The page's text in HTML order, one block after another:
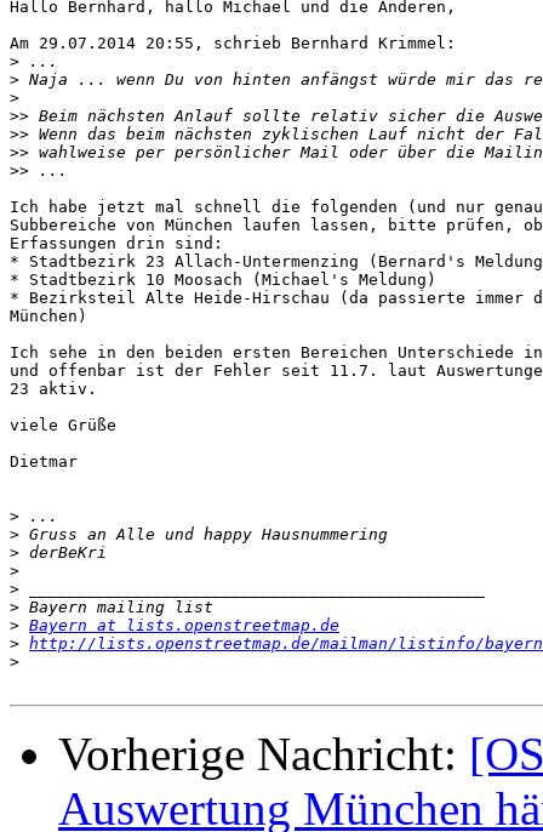
Hallo Bernhard, hallo Michael und die Anderen,
Am 29.07.2014 20:55, schrieb Bernhard Krimmel:
>
>
>
>>
>>
>>
>>
Ich habe jetzt mal schnell die folgenden (und nur
Subbereiche von München laufen lassen, bitte prüfen,
Erfassungen drin sind:
* Stadtbezirk 23 Allach-Untermenzing (Bernard's
* Stadtbezirk 10 Moosach (Michael's Meldung)
* Bezirksteil Alte Heide-Hirschau (da passierte immer
München)
Ich sehe in den beiden ersten Bereichen Unterschiede in
und offenbar ist der Fehler seit 11.7. laut
23 aktiv.
viele Grüße
Dietmar
>
>
>
>
>
>
> Bayern at lists.openstreetmap.de
> http://lists.openstreetmap.de/mailman/listinfo/bayern
>
Vorherige Nachricht:
Auswertung München